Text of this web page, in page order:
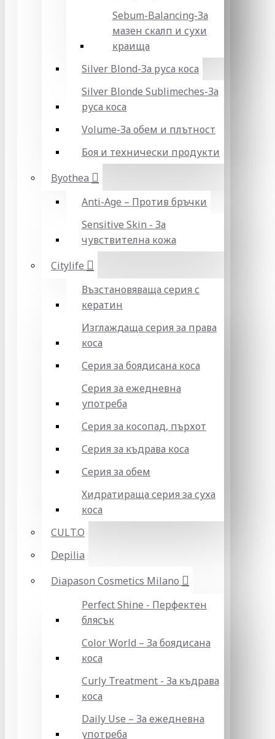
Sebum-Balancing-За
мазен скалп и сухи
краища
Silver Blond-За руса коса
Silver Blonde Sublіmeches-За
руса коса
Volume-За обем и плътност
Боя и технически продукти
Byothea
Anti-Age – Против бръчки
Sensitive Skin - За
чувствителна кожа
Citylife
Възстановяваща серия с
кератин
Изглаждаща серия за права
коса
Серия за боядисана коса
Серия за ежедневна
употреба
Серия за косопад, пърхот
Серия за къдрава коса
Серия за обем
Хидратираща серия за суха
коса
CULT.O
Depilia
Diapason Cosmetics Milano
Perfect Shine - Перфектен
блясък
Color World – За боядисана
коса
Curly Treatment - За къдрава
коса
Daily Use – За ежедневна
употреба